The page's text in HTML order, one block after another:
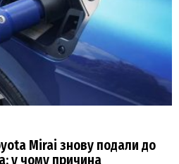
Mirai знову подали до
у чому причина